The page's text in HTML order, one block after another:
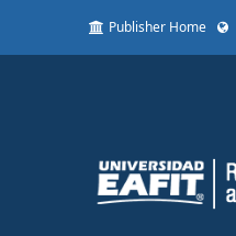
to
Content
Sidebar
Publisher Home